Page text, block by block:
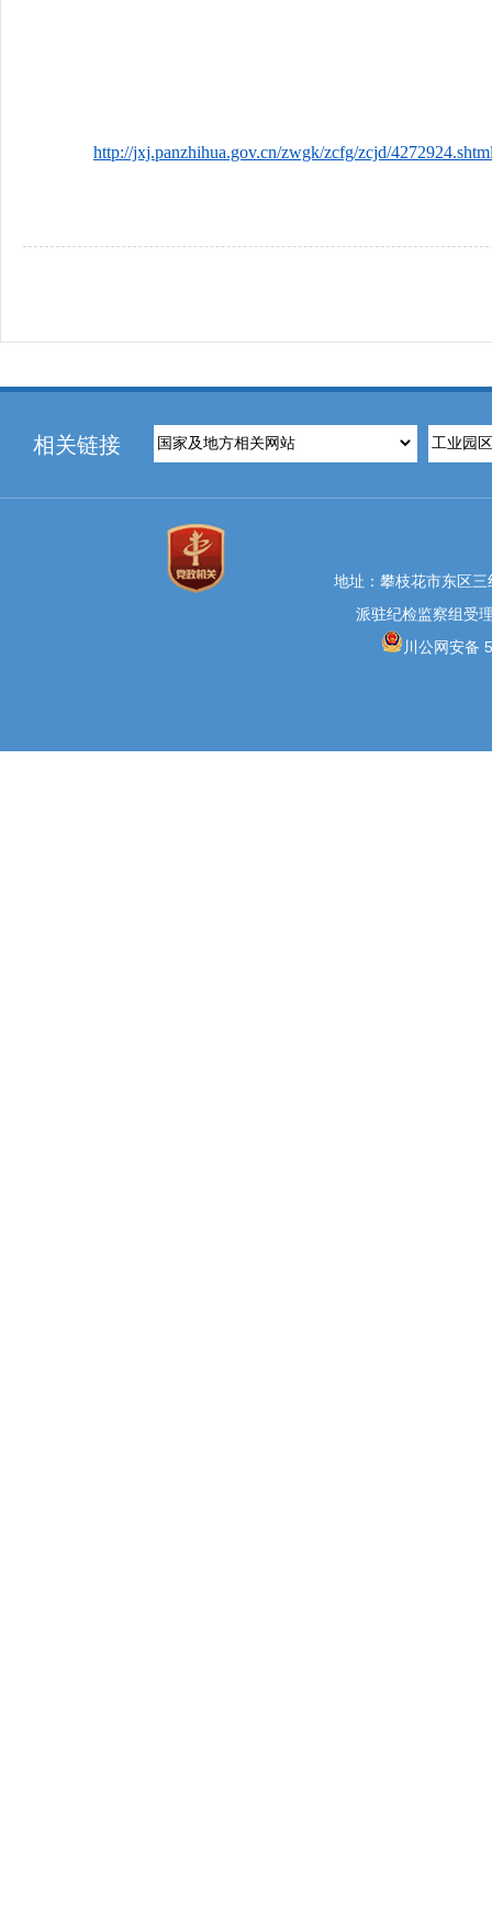
http://jxj.panzhihua.gov.cn/zwgk/zcfg/zcjd/
相关链接
地址：攀枝花市东区
派驻纪检监察组受
川公网安备